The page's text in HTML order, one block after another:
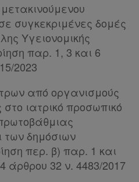
συγκεκριμένες δομές
Υγειονομικής
παρ. 1, 3 και 6
2023
από οργανισμούς
στο ιατρικό προσωπικό
των δημόσιων
περ. β) παρ. 1 και
32 ν. 4483/2017